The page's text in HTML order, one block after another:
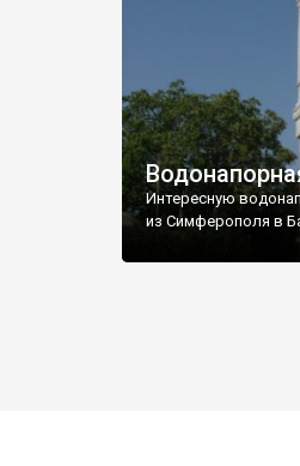
Интересную
из Симферополя в